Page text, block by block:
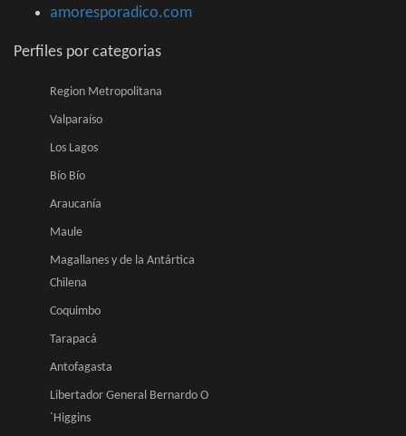
amoresporadico.com
Perfiles por categorias
Region Metropolitana
Valparaíso
Los Lagos
Bío Bío
Araucanía
Maule
Magallanes y de la Antártica
Chilena
Coquimbo
Tarapacá
Antofagasta
Libertador General Bernardo O
´Higgins